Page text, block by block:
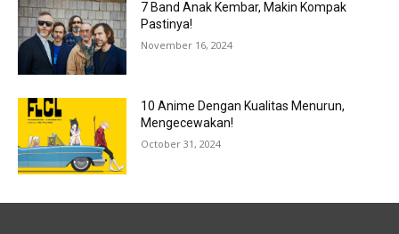
7 Band Anak Kembar, Makin Kompak
Pastinya!
November 16, 2024
10 Anime Dengan Kualitas Menurun,
Mengecewakan!
October 31, 2024